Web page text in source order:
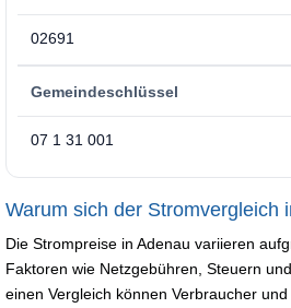
02691
Gemeindeschlüssel
07 1 31 001
Warum sich der Stromvergleich
Die Strompreise in Adenau variieren
Faktoren wie Netzgebühren, Steuern
einen Vergleich können Verbraucher